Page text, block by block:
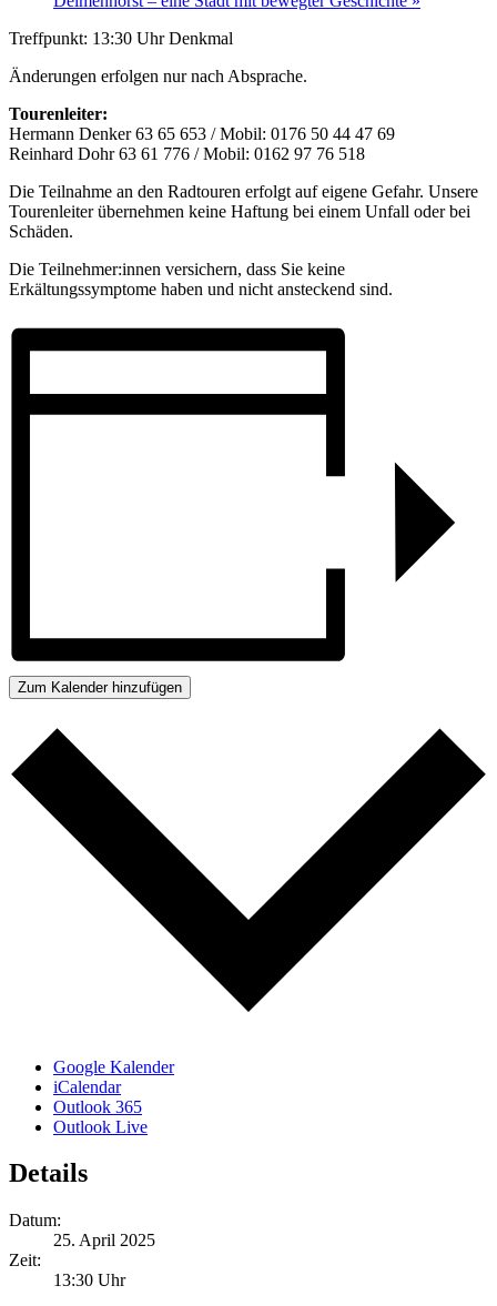
Treffpunkt: 13:30 Uhr Denkmal
Änderungen erfolgen nur nach Absprache.
Tourenleiter:
Hermann Denker 63 65 653 / Mobil: 0176 50 44 47 69
Reinhard Dohr 63 61 776 / Mobil: 0162 97 76 518
Die Teilnahme an den Radtouren erfolgt auf eigene Gefahr. Unsere
Tourenleiter übernehmen keine Haftung bei einem Unfall oder bei
Schäden.
Die Teilnehmer:innen versichern, dass Sie keine
Erkältungssymptome haben und nicht ansteckend sind.
Zum Kalender hinzufügen
Google Kalender
iCalendar
Outlook 365
Outlook Live
Details
Datum:
25. April 2025
Zeit:
13:30 Uhr